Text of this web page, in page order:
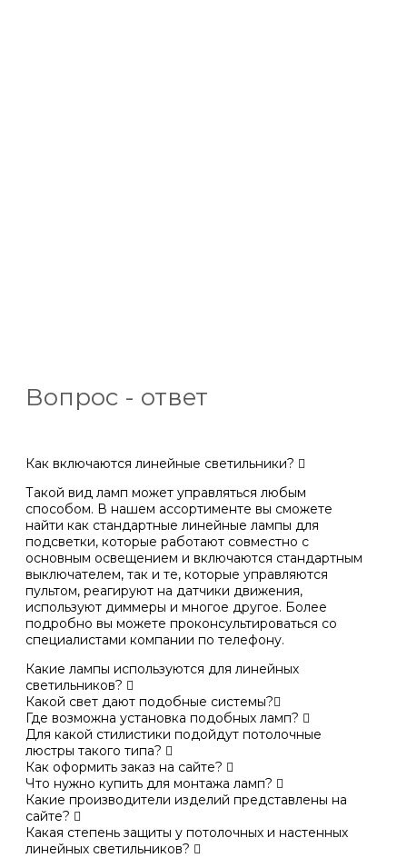
Вопрос - ответ
Как включаются линейные светильники?
Такой вид ламп может управляться любым
способом. В нашем ассортименте вы сможете
найти как стандартные линейные лампы для
подсветки, которые работают совместно с
основным освещением и включаются стандартным
выключателем, так и те, которые управляются
пультом, реагируют на датчики движения,
используют диммеры и многое другое. Более
подробно вы можете проконсультироваться со
специалистами компании по телефону.
Какие лампы используются для линейных
светильников?
Какой свет дают подобные системы?
Где возможна установка подобных ламп?
Для какой стилистики подойдут потолочные
люстры такого типа?
Как оформить заказ на сайте?
Что нужно купить для монтажа ламп?
Какие производители изделий представлены на
сайте?
Какая степень защиты у потолочных и настенных
линейных светильников?